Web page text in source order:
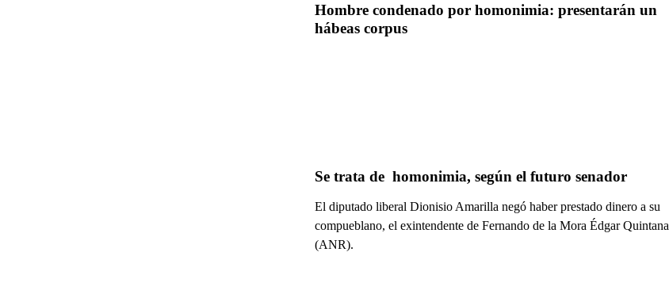
Hombre condenado por homonimia: presentarán un
hábeas corpus
Se trata de  homonimia, según el futuro senador
El diputado liberal Dionisio Amarilla negó haber prestado dinero a su
compueblano, el exintendente de Fernando de la Mora Édgar Quintana
(ANR).